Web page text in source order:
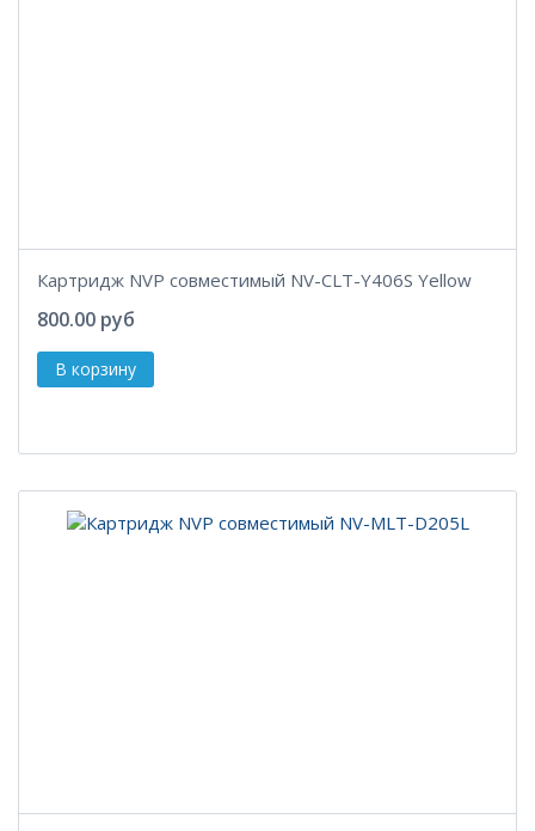
Картридж NVP совместимый NV-CLT-Y406S Yellow
800.00 руб